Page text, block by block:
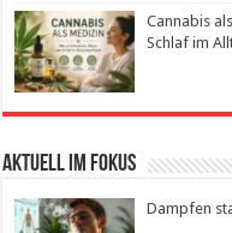
Cannabis
Schlaf im
Aktuell im Fokus
Dampfen